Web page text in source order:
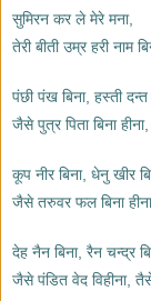
सुमिरन कर ले मेरे मना,
तेरी बीती उम्र हरी नाम
पंछी पंख बिना, हस्ती दन्त
जैसे पुत्र पिता बिना
कूप नीर बिना, धेनु खीर
जैसे तरुवर फल बिना
देह नैन बिना, रैन चन्द्र
जैसे पंडित वेद विहीना,